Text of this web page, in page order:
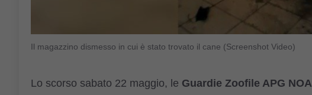
Il magazzino dismesso in cui è stato trovato il cane (Screenshot Video)
Lo scorso sabato 22 maggio, le Guardie Zoofile APG NOA